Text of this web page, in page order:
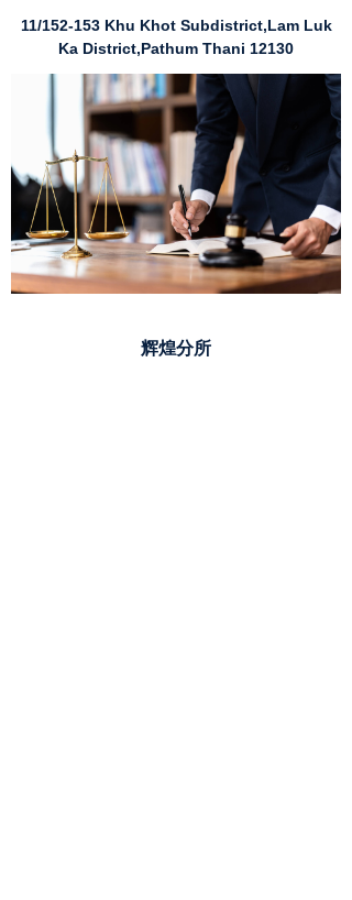
11/152-153 Khu Khot Subdistrict,Lam Luk
Ka District,Pathum Thani 12130
辉煌分所